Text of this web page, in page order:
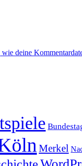
deine
Merkel